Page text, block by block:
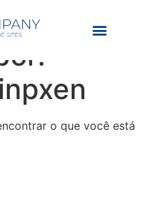
da
o que você está